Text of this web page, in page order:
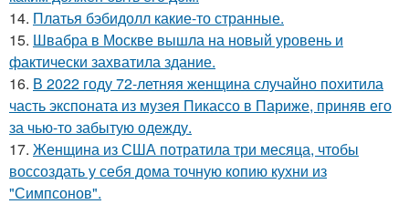
14. Платья бэбидолл какие-то странные.
15. Швабра в Москве вышла на новый уровень и
фактически захватила здание.
16. В 2022 году 72-летняя женщина случайно похитила
часть экспоната из музея Пикассо в Париже, приняв его
за чью-то забытую одежду.
17. Женщина из США потратила три месяца, чтобы
воссоздать у себя дома точную копию кухни из
"Симпсонов".